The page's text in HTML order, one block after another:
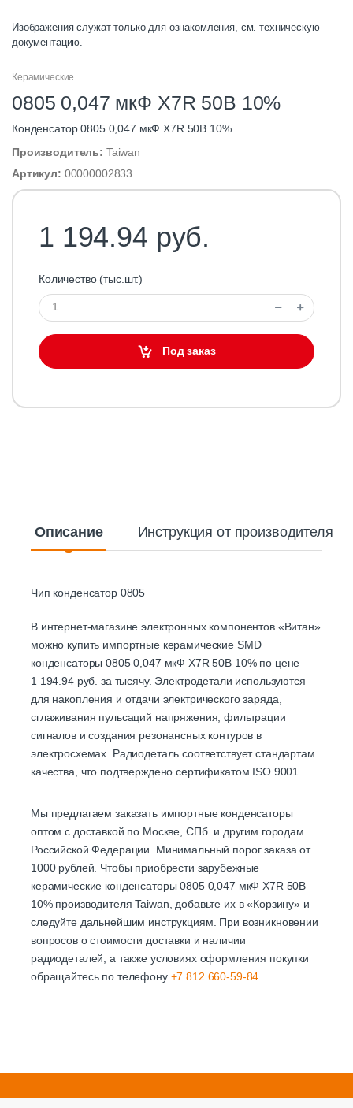
Изображения служат только для ознакомления, см. техническую
документацию.
Керамические
0805 0,047 мкФ X7R 50В 10%
Конденсатор 0805 0,047 мкФ X7R 50В 10%
Производитель: Taiwan
Артикул: 00000002833
1 194.94 руб.
Количество (тыс.шт.)
Под заказ
Описание Инструкция от производителя
Чип конденсатор 0805
В интернет-магазине электронных компонентов «Витан»
можно купить импортные керамические SMD
конденсаторы 0805 0,047 мкФ X7R 50В 10% по цене
1 194.94 руб. за тысячу. Электродетали используются
для накопления и отдачи электрического заряда,
сглаживания пульсаций напряжения, фильтрации
сигналов и создания резонансных контуров в
электросхемах. Радиодеталь соответствует стандартам
качества, что подтверждено сертификатом ISO 9001.
Мы предлагаем заказать импортные конденсаторы
оптом с доставкой по Москве, СПб. и другим городам
Российской Федерации. Минимальный порог заказа от
1000 рублей. Чтобы приобрести зарубежные
керамические конденсаторы 0805 0,047 мкФ X7R 50В
10% производителя Taiwan, добавьте их в «Корзину» и
следуйте дальнейшим инструкциям. При возникновении
вопросов о стоимости доставки и наличии
радиодеталей, а также условиях оформления покупки
обращайтесь по телефону +7 812 660-59-84.